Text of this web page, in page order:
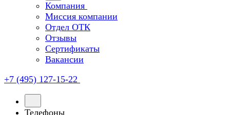
Компания
Миссия компании
Отдел ОТК
Отзывы
Сертификаты
Вакансии
+7 (495) 127-15-22
Телефоны